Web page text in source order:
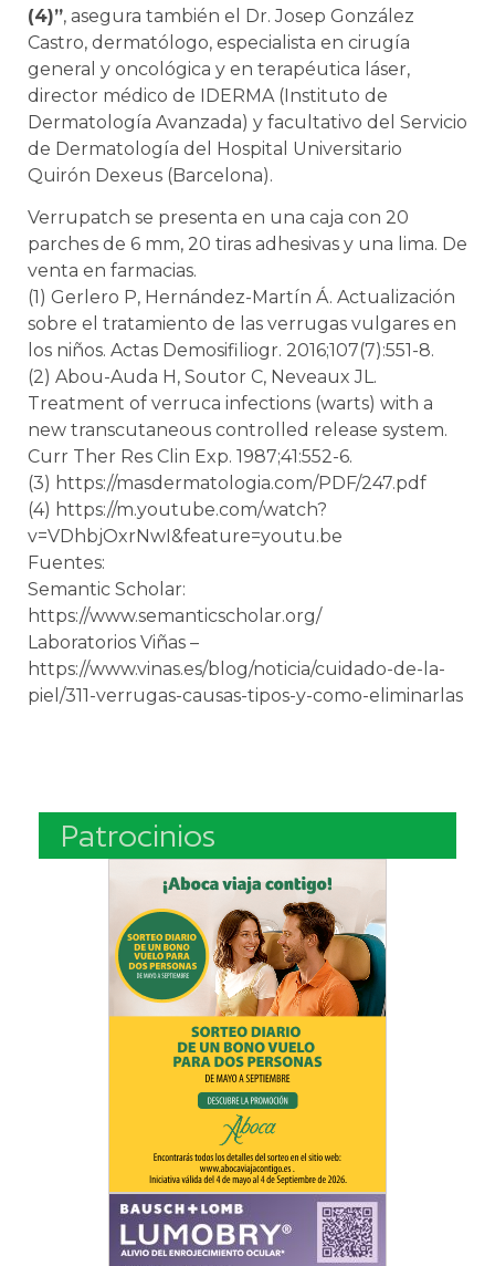
(4)”, asegura también el Dr. Josep González
Castro, dermatólogo, especialista en cirugía
general y oncológica y en terapéutica láser,
director médico de IDERMA (Instituto de
Dermatología Avanzada) y facultativo del Servicio
de Dermatología del Hospital Universitario
Quirón Dexeus (Barcelona).
Verrupatch se presenta en una caja con 20
parches de 6 mm, 20 tiras adhesivas y una lima. De
venta en farmacias.
(1) Gerlero P, Hernández-Martín Á. Actualización
sobre el tratamiento de las verrugas vulgares en
los niños. Actas Demosifiliogr. 2016;107(7):551-8.
(2) Abou-Auda H, Soutor C, Neveaux JL.
Treatment of verruca infections (warts) with a
new transcutaneous controlled release system.
Curr Ther Res Clin Exp. 1987;41:552-6.
(3) https://masdermatologia.com/PDF/247.pdf
(4) https://m.youtube.com/watch?
v=VDhbjOxrNwI&feature=youtu.be
Fuentes:
Semantic Scholar:
https://www.semanticscholar.org/
Laboratorios Viñas –
https://www.vinas.es/blog/noticia/cuidado-de-la-
piel/311-verrugas-causas-tipos-y-como-eliminarlas
Patrocinios